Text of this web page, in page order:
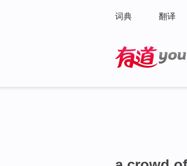
词典 翻译